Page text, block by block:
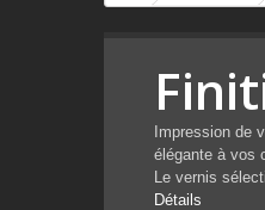
Impression de
élégante à vos
Le vernis
Détails